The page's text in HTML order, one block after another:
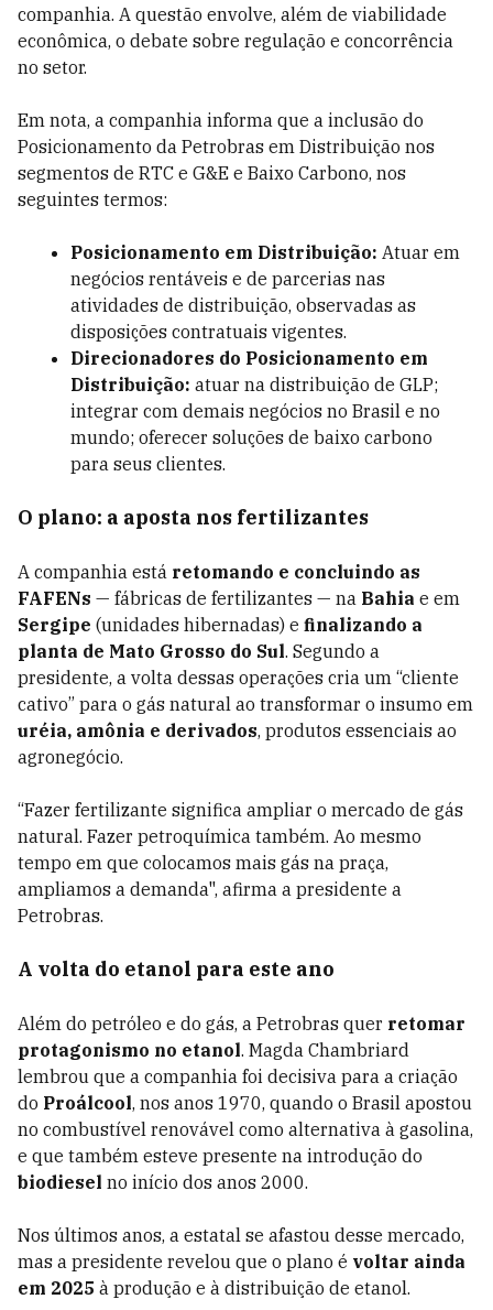
companhia. A questão envolve, além de viabilidade
econômica, o debate sobre regulação e concorrência
no setor.
Em nota, a companhia informa que a inclusão do
Posicionamento da Petrobras em Distribuição nos
segmentos de RTC e G&E e Baixo Carbono, nos
seguintes termos:
Posicionamento em Distribuição: Atuar em
negócios rentáveis e de parcerias nas
atividades de distribuição, observadas as
disposições contratuais vigentes.
Direcionadores do Posicionamento em
Distribuição: atuar na distribuição de GLP;
integrar com demais negócios no Brasil e no
mundo; oferecer soluções de baixo carbono
para seus clientes.
O plano: a aposta nos fertilizantes
A companhia está retomando e concluindo as
FAFENs — fábricas de fertilizantes — na Bahia e em
Sergipe (unidades hibernadas) e finalizando a
planta de Mato Grosso do Sul. Segundo a
presidente, a volta dessas operações cria um “cliente
cativo” para o gás natural ao transformar o insumo em
uréia, amônia e derivados, produtos essenciais ao
agronegócio.
“Fazer fertilizante significa ampliar o mercado de gás
natural. Fazer petroquímica também. Ao mesmo
tempo em que colocamos mais gás na praça,
ampliamos a demanda", afirma a presidente a
Petrobras.
A volta do etanol para este ano
Além do petróleo e do gás, a Petrobras quer retomar
protagonismo no etanol. Magda Chambriard
lembrou que a companhia foi decisiva para a criação
do Proálcool, nos anos 1970, quando o Brasil apostou
no combustível renovável como alternativa à gasolina,
e que também esteve presente na introdução do
biodiesel no início dos anos 2000.
Nos últimos anos, a estatal se afastou desse mercado,
mas a presidente revelou que o plano é voltar ainda
em 2025 à produção e à distribuição de etanol.